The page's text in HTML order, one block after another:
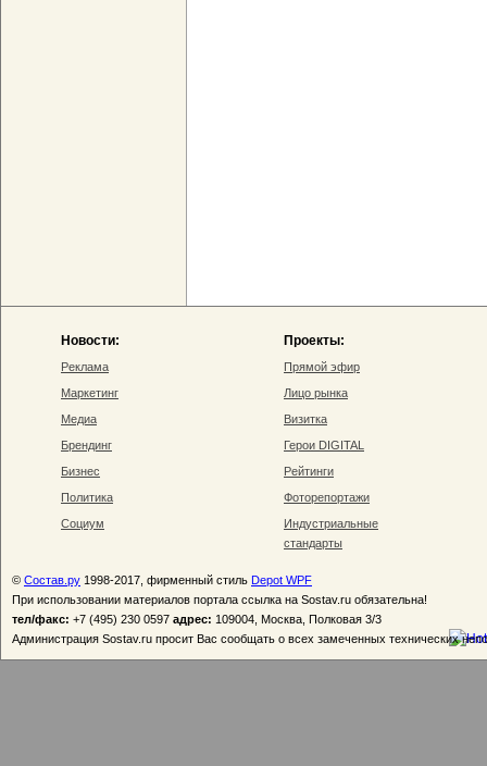
Новости:
Реклама
Маркетинг
Медиа
Брендинг
Бизнес
Политика
Социум
Проекты:
Прямой эфир
Лицо рынка
Визитка
Герои DIGITAL
Рейтинги
Фоторепортажи
Индустриальные
стандарты
© Состав.ру 1998-2017, фирменный стиль Depot WPF
При использовании материалов портала ссылка на Sostav.ru обязательна!
тел/факс: +7 (495) 230 0597 адрес: 109004, Москва, Полковая 3/3
Администрация Sostav.ru просит Вас сообщать о всех замеченных технических